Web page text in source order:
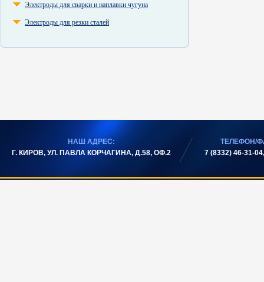
Электроды для сварки и наплавки чугуна
Электроды для резки сталей
НАШ АДРЕС:
Г. КИРОВ, УЛ. ПАВЛА КОРЧАГИНА, Д.58, ОФ.2
ТЕЛЕФОН/
7 (8332) 46-31-